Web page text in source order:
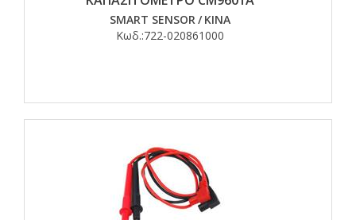
SMART SENSOR/ ΚΙΝΑ
Κωδ.:722-020861000